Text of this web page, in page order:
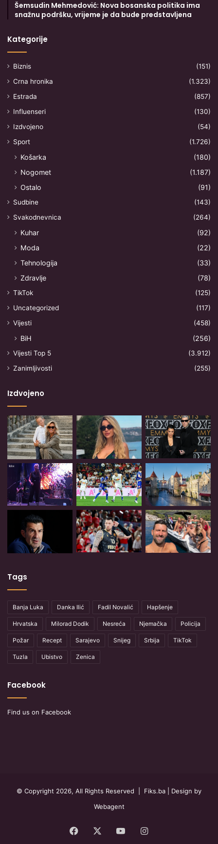
Šemsudin Mehmedović: Nova bosanska politika ima
snažnu podršku, vrijeme je da bude predstavljena
Kategorije
Biznis
(151)
Crna hronika
(1.323)
Estrada
(857)
Influenseri
(130)
Izdvojeno
(54)
Sport
(1.726)
Košarka
(180)
Nogomet
(1.187)
Ostalo
(91)
Sudbine
(143)
Svakodnevnica
(264)
Kuhar
(92)
Moda
(22)
Tehnologija
(33)
Zdravlje
(78)
TikTok
(125)
Uncategorized
(117)
Vijesti
(458)
BiH (256)
Vijesti Top 5
(3.912)
Zanimljivosti
(255)
Izdvojeno
Tags
Banja Luka Danka Ilić Fadil Novalić Hapšenje
Hrvatska Milorad Dodik Nesreća Njemačka Policija
Požar Recept Sarajevo Snijeg Srbija TikTok
Tuzla Ubistvo Zenica
Facebook
Find us on Facebook
© Copyright 2026, All Rights Reserved | Fiks.ba | Design by
Webagent
Facebook YouTubeInstagram